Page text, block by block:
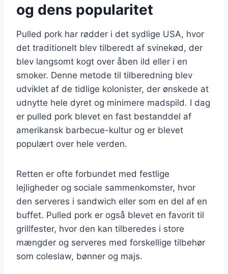
og dens popularitet
Pulled pork har rødder i det sydlige USA, hvor
det traditionelt blev tilberedt af svinekød, der
blev langsomt kogt over åben ild eller i en
smoker. Denne metode til tilberedning blev
udviklet af de tidlige kolonister, der ønskede at
udnytte hele dyret og minimere madspild. I dag
er pulled pork blevet en fast bestanddel af
amerikansk barbecue-kultur og er blevet
populært over hele verden.
Retten er ofte forbundet med festlige
lejligheder og sociale sammenkomster, hvor
den serveres i sandwich eller som en del af en
buffet. Pulled pork er også blevet en favorit til
grillfester, hvor den kan tilberedes i store
mængder og serveres med forskellige tilbehør
som coleslaw, bønner og majs.